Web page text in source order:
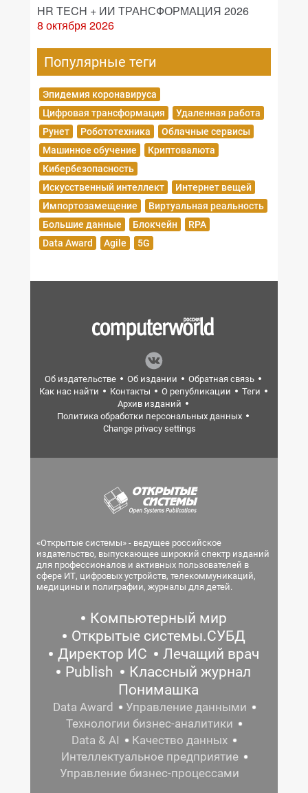
HR TECH + ИИ ТРАНСФОРМАЦИЯ 2026
8 октября 2026
Популярные теги
Эпидемия коронавируса
Цифровая трансформация
Удаленная работа
Рунет
Робототехника
Облачные сервисы
Машинное обучение
Криптовалюта
Кибербезопасность
Искусственный интеллект
Интернет вещей
Импортозамещение
Виртуальная реальность
Большие данные
Блокчейн
RPA
Data Award
Agile 5G
Об издательстве Об издании
Обратная связь
Как нас найти
Контакты О републикации
Теги
Архив изданий
Политика обработки персональных данных
Change privacy settings
«Открытые системы» - ведущее российское
издательство, выпускающее широкий спектр изданий
для профессионалов и активных пользователей в
сфере ИТ, цифровых устройств, телекоммуникаций,
медицины и полиграфии, журналы для детей.
Компьютерный мир
Открытые системы.СУБД
Директор ИС
Лечащий врач
Publish
Классный журнал
Понимашка
Data Award
Управление данными
Технологии бизнес-аналитики
Data & AI
Качество данных
Интеллектуальное предприятие
Управление бизнес-процессами